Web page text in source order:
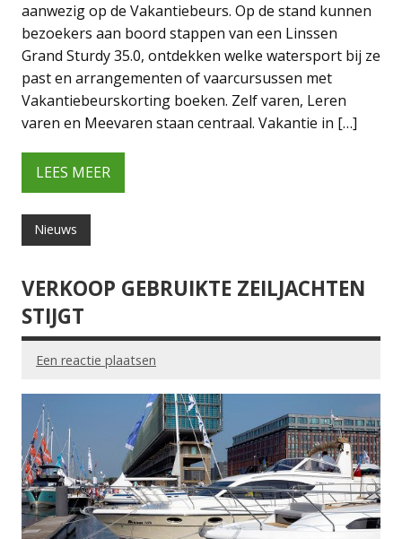
aanwezig op de Vakantiebeurs. Op de stand kunnen
bezoekers aan boord stappen van een Linssen
Grand Sturdy 35.0, ontdekken welke watersport bij ze
past en arrangementen of vaarcursussen met
Vakantiebeurskorting boeken. Zelf varen, Leren
varen en Meevaren staan centraal. Vakantie in […]
LEES MEER
Nieuws
VERKOOP GEBRUIKTE ZEILJACHTEN
STIJGT
Een reactie plaatsen